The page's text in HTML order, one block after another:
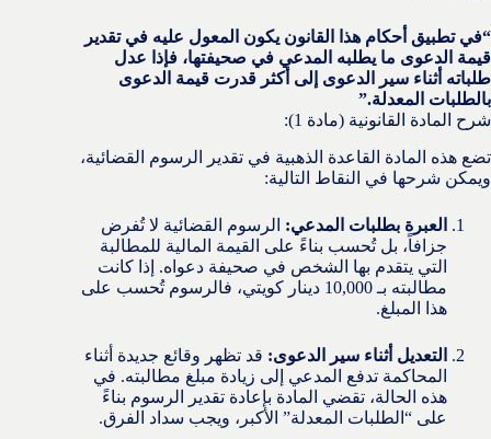
“في تطبيق أحكام هذا القانون يكون المعول عليه في تقدير
قيمة الدعوى ما يطلبه المدعي في صحيفتها، فإذا عدل
طلباته أثناء سير الدعوى إلى أكثر قدرت قيمة الدعوى
بالطلبات المعدلة.”
شرح المادة القانونية (مادة 1):
تضع هذه المادة القاعدة الذهبية في تقدير الرسوم القضائية،
ويمكن شرحها في النقاط التالية:
العبرة بطلبات المدعي: الرسوم القضائية لا تُفرض
جزافاً، بل تُحسب بناءً على القيمة المالية للمطالبة
التي يتقدم بها الشخص في صحيفة دعواه. إذا كانت
مطالبته بـ 10,000 دينار كويتي، فالرسوم تُحسب على
هذا المبلغ.
التعديل أثناء سير الدعوى: قد تظهر وقائع جديدة أثناء
المحاكمة تدفع المدعي إلى زيادة مبلغ مطالبته. في
هذه الحالة، تقضي المادة بإعادة تقدير الرسوم بناءً
على “الطلبات المعدلة” الأكبر، ويجب سداد الفرق.